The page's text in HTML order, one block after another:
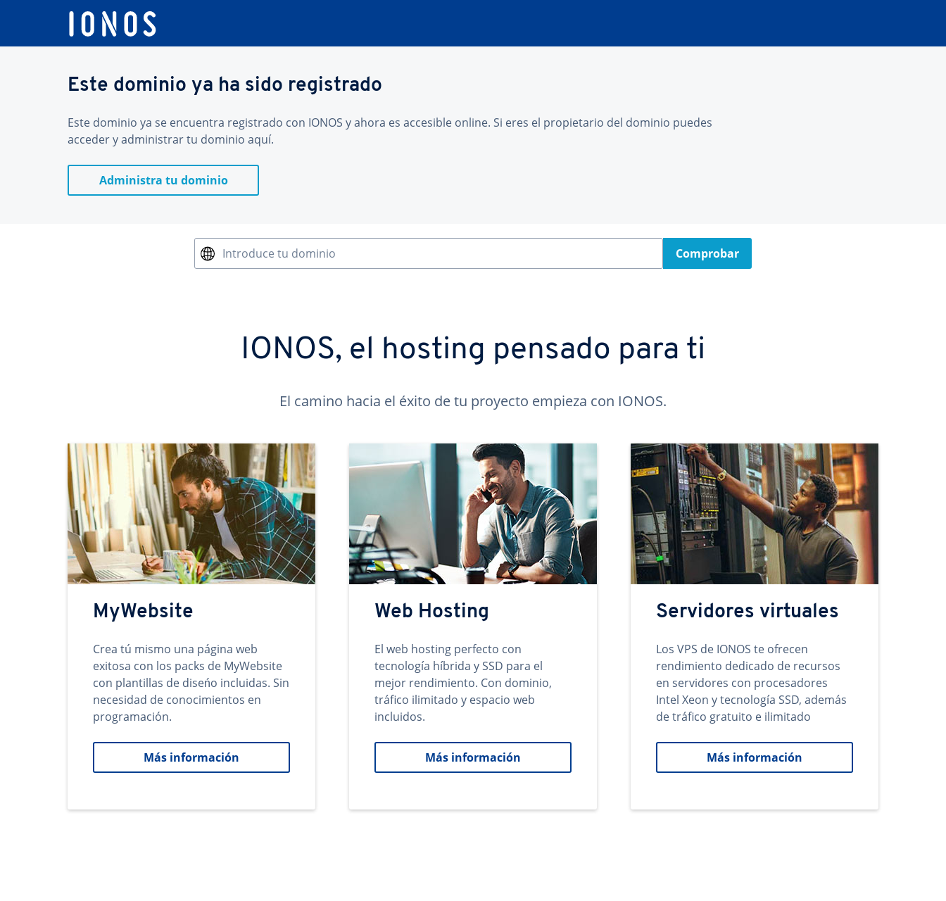
Este dominio ya ha sido registrado
Este dominio ya se encuentra registrado con IONOS y ahora es accesible online. Si eres el propietario del dominio puedes
acceder y administrar tu dominio aquí.
Administra tu dominio
Introduce tu dominio Comprobar
IONOS, el hosting pensado para ti
El camino hacia el éxito de tu proyecto empieza con IONOS.
MyWebsite
Crea tú mismo una página web
exitosa con los packs de MyWebsite
con plantillas de diseńo incluidas. Sin
necesidad de conocimientos en
programación.
Más información
Web Hosting
El web hosting perfecto con
tecnología híbrida y SSD para el
mejor rendimiento. Con dominio,
tráfico ilimitado y espacio web
incluidos.
Más información
Servidores virtuales
Los VPS de IONOS te ofrecen
rendimiento dedicado de recursos
en servidores con procesadores
Intel Xeon y tecnología SSD, además
de tráfico gratuito e ilimitado
Más información